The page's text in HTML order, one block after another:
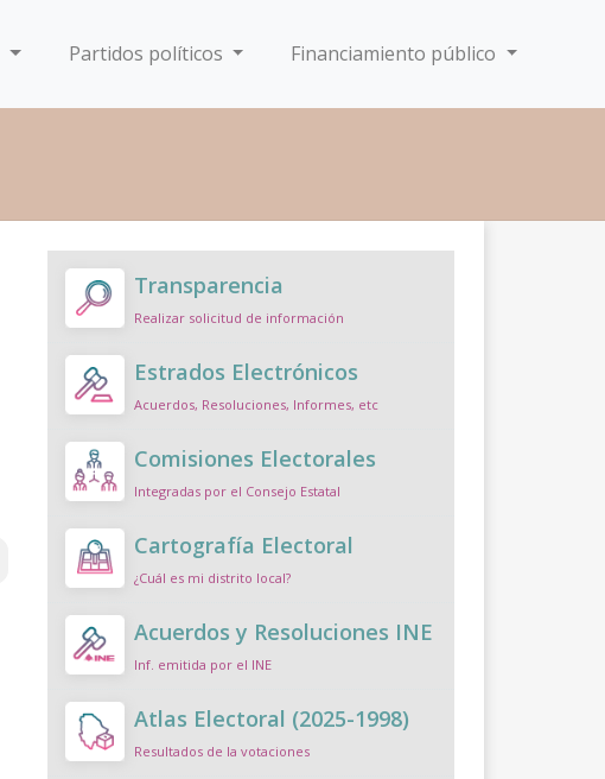
Partidos políticos Financiamiento público
Transparencia
Realizar solicitud de información
Estrados Electrónicos
Acuerdos, Resoluciones, Informes, etc
Comisiones Electorales
Integradas por el Consejo Estatal
Cartografía Electoral
¿Cuál es mi distrito local?
Acuerdos y Resoluciones INE
Inf. emitida por el INE
Atlas Electoral (2025-1998)
Resultados de la votaciones